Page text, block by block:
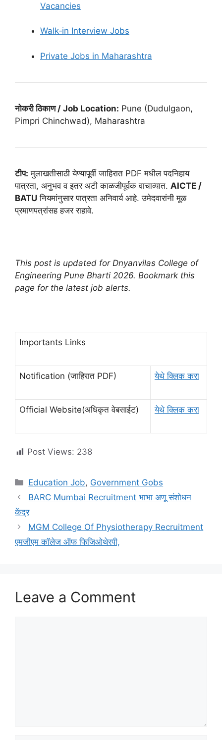
Vacancies
Walk‑in Interview Jobs
Private Jobs in Maharashtra
नोकरी ठिकाण / Job Location: Pune (Dudulgaon,
Pimpri Chinchwad), Maharashtra
टीप: मुलाखतीसाठी येण्यापूर्वी जाहिरात PDF मधील पदनिहाय
पात्रता, अनुभव व इतर अटी काळजीपूर्वक वाचाव्यात. AICTE /
BATU नियमांनुसार पात्रता अनिवार्य आहे. उमेदवारांनी मूळ
प्रमाणपत्रांसह हजर राहावे.
This post is updated for Dnyanvilas College of
Engineering Pune Bharti 2026. Bookmark this
page for the latest job alerts.
Importants Links
Notification (जाहिरात PDF) येथे क्लिक करा
Official Website(अधिकृत वेबसाईट) येथे क्लिक करा
Post Views: 238
Categories
Education Job, Government Gobs
BARC Mumbai Recruitment भाभा अणू संशोधन
केंद्र
MGM College Of Physiotherapy Recruitment
एमजीएम कॉलेज ऑफ फिजिओथेरपी,
Leave a Comment